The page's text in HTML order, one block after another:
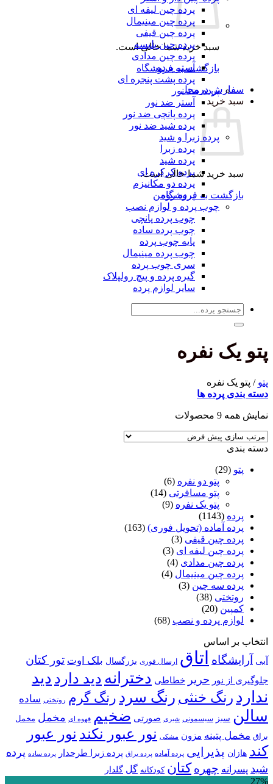
سبد خرید شما خالی است.
بازگشت به فروشگاه
سفارش درمحل
سبد خرید
سبد خرید شما خالی است.
بازگشت به فروشگاه
پرده چین لیفه ای
پرده چین مینیمال
پرده چین قیفی
پرده چین پلیسه
پرده چین مدادی
آستر پرده
پرده پشت پنجره ای
پرده ضد نور
آستر ضد نور
پرده پانچی ضد نور
پرده شید ضد نور
پرده زبرا و شید
پرده زبرا
پرده شید
پرده کرکره ای
پرده دو مکانیزم
پرده رومن
چوب پرده و لوازم نصب
چوب پرده پانچی
چوب پرده ساده
پایه چوب پرده
چوب پرده مینیمال
سری چوب پرده
گیره پرده و پیچ رولپلاک
سایر لوازم پرده
جستجو
پتو یک نفره
پتو / پتو یک نفره
دسته بندی پرده ها
نمایش همه 9 محصولات
دسته بندی
پتو (29)
پتو دو نفره (6)
پتو مسافرتی (14)
پتو یک نفره (9)
پرده (1143)
پرده آماده (تحویل فوری) (163)
پرده چین قیفی (3)
پرده چین لیفه ای (3)
پرده چین مدادی (4)
پرده چین مینیمال (4)
پرده سه چین (3)
روتختی (38)
کمپین (20)
لوازم پرده و نصب (68)
انتخاب بر اساس
آبی آرایشگاهاتاق ارسال فوری بزرگسال بلک اوت تور کتان
جلوگیری از نور حریر خطاطی دخترانهدید دارددید
نداردرنگ خنثی رنگ سردرنگ گرم روتختی ساده
سالن سبز سیسمونی شیری صورتی ضخیم قهوه ای مخمل مخمل
براق مخمل پتینه مزون مشکی نور عبور نکندنور عبور
کند هازان پذیرایی پرده آماده پرده براق پرده زبرا طرحدار پرده ساده پرده
شید پسرانه چهرهکتان کودکانه گل گلدار
27%